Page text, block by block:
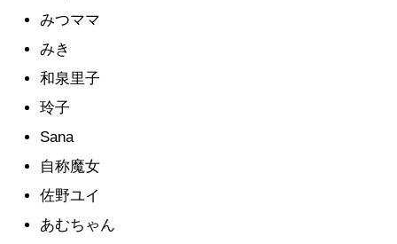
みつママ
みき
和泉里子
玲子
Sana
自称魔女
佐野ユイ
あむちゃん